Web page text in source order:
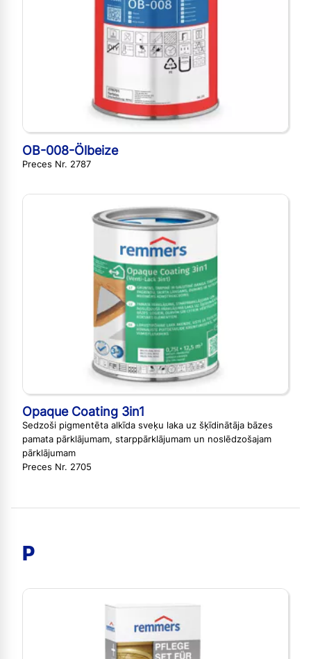
OB-008-Ölbeize
Preces Nr. 2787
Opaque Coating 3in1
Sedzoši pigmentēta alkīda sveķu laka uz šķīdinātāja bāzes
pamata pārklājumam, starppārklājumam un noslēdzošajam
pārklājumam
Preces Nr. 2705
P